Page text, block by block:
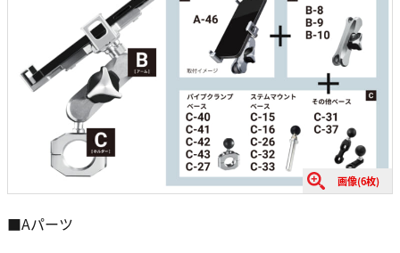
画像(6枚)
■Aパーツ